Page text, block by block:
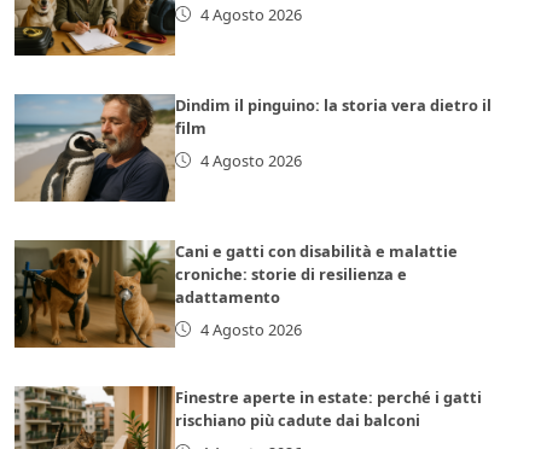
4 Agosto 2026
Dindim il pinguino: la storia vera dietro il
film
4 Agosto 2026
Cani e gatti con disabilità e malattie
croniche: storie di resilienza e
adattamento
4 Agosto 2026
Finestre aperte in estate: perché i gatti
rischiano più cadute dai balconi